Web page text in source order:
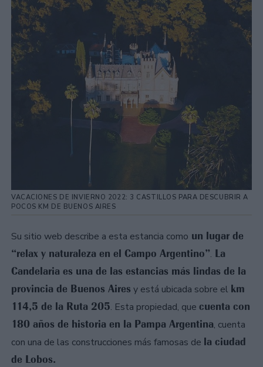
VACACIONES DE INVIERNO 2022: 3 CASTILLOS PARA DESCUBRIR A
POCOS KM DE BUENOS AIRES
Su sitio web describe a esta estancia como un lugar de
“relax y naturaleza en el Campo Argentino”. La
Candelaria es una de las estancias más lindas de la
provincia de Buenos Aires y está ubicada sobre el km
114,5 de la Ruta 205. Esta propiedad, que cuenta con
180 años de historia en la Pampa Argentina, cuenta
con una de las construcciones más famosas de la ciudad
de Lobos.